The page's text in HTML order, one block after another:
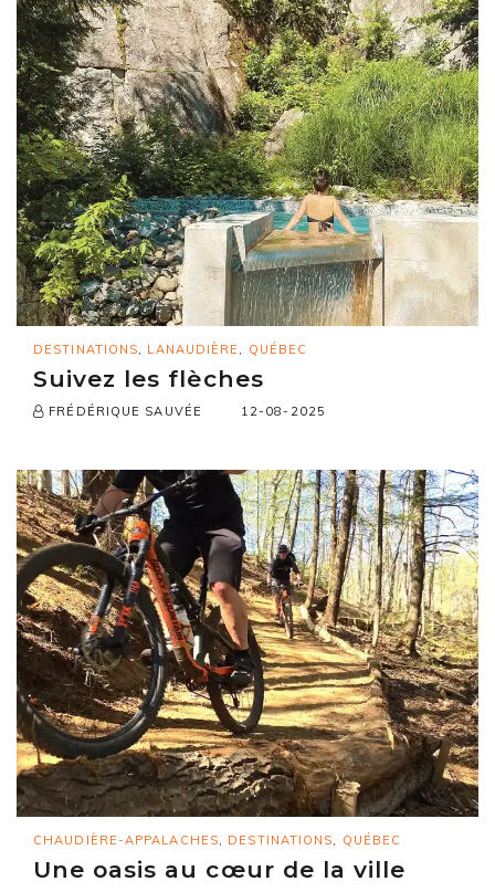
DESTINATIONS, LANAUDIÈRE , QUÉBEC
Suivez les flèches
FRÉDÉRIQUE SAUVÉE 12-08-2025
CHAUDIÈRE-APPALACHES DESTINATIONS QUÉBEC
Une oasis au cœur de la ville